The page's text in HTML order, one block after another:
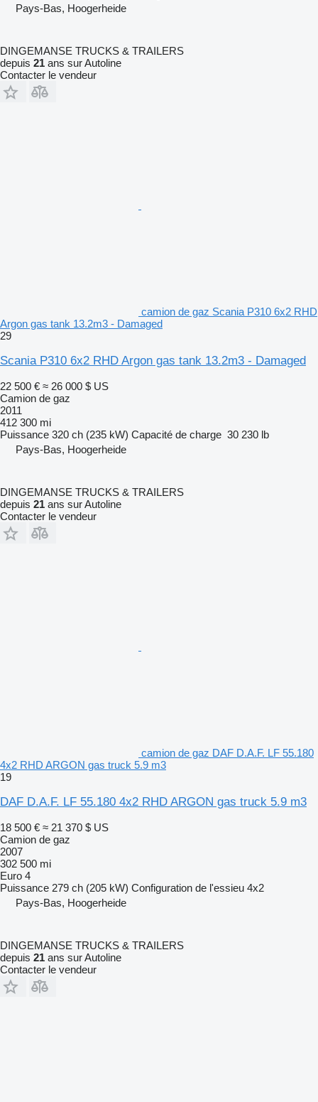
Pays-Bas, Hoogerheide
DINGEMANSE TRUCKS & TRAILERS
depuis 21 ans sur Autoline
Contacter le vendeur
camion de gaz Scania P310 6x2 RHD
Argon gas tank 13.2m3 - Damaged
29
Scania P310 6x2 RHD Argon gas tank 13.2m3 - Damaged
22 500 € ≈ 26 000 $ US
Camion de gaz
2011
412 300 mi
Puissance 320 ch (235 kW) Capacité de charge 30 230 lb
Pays-Bas, Hoogerheide
DINGEMANSE TRUCKS & TRAILERS
depuis 21 ans sur Autoline
Contacter le vendeur
camion de gaz DAF D.A.F. LF 55.180
4x2 RHD ARGON gas truck 5.9 m3
19
DAF D.A.F. LF 55.180 4x2 RHD ARGON gas truck 5.9 m3
18 500 € ≈ 21 370 $ US
Camion de gaz
2007
302 500 mi
Euro 4
Puissance 279 ch (205 kW) Configuration de l'essieu 4x2
Pays-Bas, Hoogerheide
DINGEMANSE TRUCKS & TRAILERS
depuis 21 ans sur Autoline
Contacter le vendeur